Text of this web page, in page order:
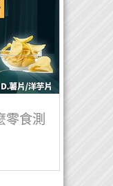
零食測